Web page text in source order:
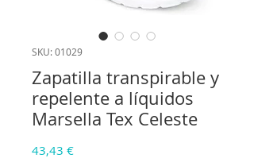
SKU: 01029
Zapatilla transpirable y
repelente a líquidos
Marsella Tex Celeste
43,43 €Precio